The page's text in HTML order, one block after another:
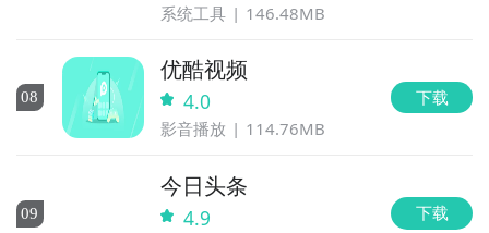
系统工具 146.48MB
08
优酷视频
4.0
影音播放 114.76MB
下载
09
今日头条
4.9 下载